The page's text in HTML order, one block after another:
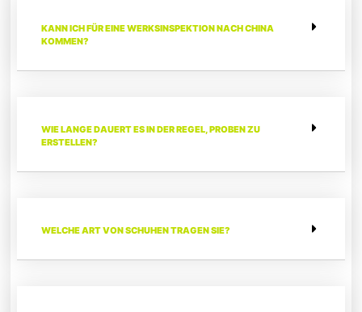
KANN ICH FÜR EINE WERKSINSPEKTION NACH CHINA
KOMMEN?
WIE LANGE DAUERT ES IN DER REGEL, PROBEN ZU
ERSTELLEN?
WELCHE ART VON SCHUHEN TRAGEN SIE?